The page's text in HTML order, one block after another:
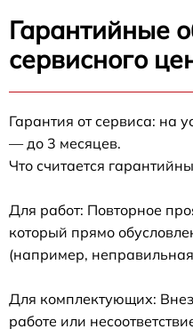
Гарантийные
сервисного
Гарантия от сервиса: на
— до 3 месяцев.
Что считается
Для работ: Повторное
который прямо
(например,
Для комплектующих:
работе или